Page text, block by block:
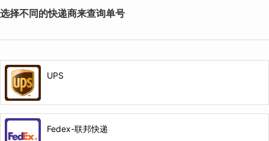
选择不同的快递商来查询单号
UPS
Fedex-联邦快递